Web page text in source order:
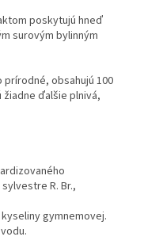
poskytujú hneď
surovým bylinným
prírodné, obsahujú 100
ďalšie plnivá,
R. Br.,
gymnemovej.